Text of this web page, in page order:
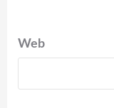
Web